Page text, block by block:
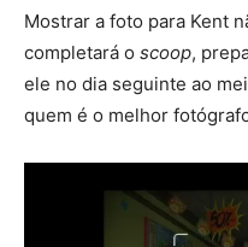
Mostrar a foto para Kent
completará o scoop,
ele no dia seguinte ao
quem é o melhor